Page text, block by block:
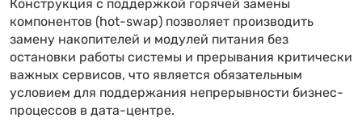
Конструкция с поддержкой горячей замены
компонентов (hot-swap) позволяет производить
замену накопителей и модулей питания без
остановки работы системы и прерывания критически
важных сервисов, что является обязательным
условием для поддержания непрерывности бизнес-
процессов в дата-центре.